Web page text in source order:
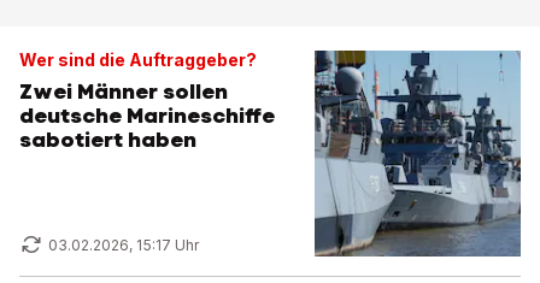
Wer sind die Auftraggeber?
Zwei Männer sollen
deutsche Marineschiffe
sabotiert haben
03.02.2026, 15:17 Uhr